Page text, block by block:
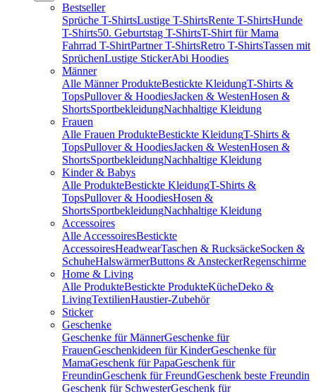
Bestseller
Sprüche T-ShirtsLustige T-ShirtsRente T-ShirtsHunde
T-Shirts50. Geburtstag T-ShirtsT-Shirt für Mama
Fahrrad T-ShirtPartner T-ShirtsRetro T-ShirtsTassen mit
SprüchenLustige StickerAbi Hoodies
Männer
Alle Männer ProdukteBestickte KleidungT-Shirts &
TopsPullover & HoodiesJacken & WestenHosen &
ShortsSportbekleidungNachhaltige Kleidung
Frauen
Alle Frauen ProdukteBestickte KleidungT-Shirts &
TopsPullover & HoodiesJacken & WestenHosen &
ShortsSportbekleidungNachhaltige Kleidung
Kinder & Babys
Alle ProdukteBestickte KleidungT-Shirts &
TopsPullover & HoodiesHosen &
ShortsSportbekleidungNachhaltige Kleidung
Accessoires
Alle AccessoiresBestickte
AccessoiresHeadwearTaschen & RucksäckeSocken &
SchuheHalswärmerButtons & AnsteckerRegenschirme
Home & Living
Alle ProdukteBestickte ProdukteKücheDeko &
LivingTextilienHaustier-Zubehör
Sticker
Geschenke
Geschenke für MännerGeschenke für
FrauenGeschenkideen für KinderGeschenke für
MamaGeschenk für PapaGeschenk für
FreundinGeschenk für FreundGeschenk beste Freundin
Geschenk für SchwesterGeschenk für